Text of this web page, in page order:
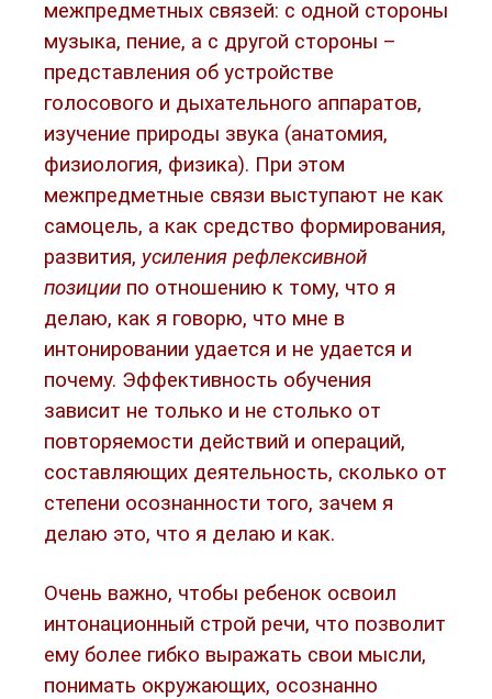
межпредметных связей: с одной стороны
музыка, пение, а с другой стороны –
представления об устройстве
голосового и дыхательного аппаратов,
изучение природы звука (анатомия,
физиология, физика). При этом
межпредметные связи выступают не как
самоцель, а как средство формирования,
развития, усиления рефлексивной
позиции по отношению к тому, что я
делаю, как я говорю, что мне в
интонировании удается и не удается и
почему. Эффективность обучения
зависит не только и не столько от
повторяемости действий и операций,
составляющих деятельность, сколько от
степени осознанности того, зачем я
делаю это, что я делаю и как.
Очень важно, чтобы ребенок освоил
интонационный строй речи, что позволит
ему более гибко выражать свои мысли,
понимать окружающих, осознанно